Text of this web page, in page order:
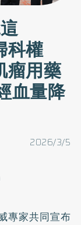
科權
瘤用藥
血量降
2026/3/5
專家共同宣布